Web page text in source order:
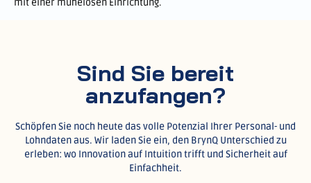
mit einer mühelosen Einrichtung.
Sind Sie bereit
anzufangen?
Schöpfen Sie noch heute das volle Potenzial Ihrer Personal- und
Lohndaten aus. Wir laden Sie ein, den BrynQ Unterschied zu
erleben: wo Innovation auf Intuition trifft und Sicherheit auf
Einfachheit.